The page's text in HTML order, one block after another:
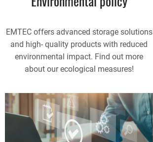
EMTEC offers advanced storage solutions
and high- quality products with reduced
environmental impact. Find out more
about our ecological measures!